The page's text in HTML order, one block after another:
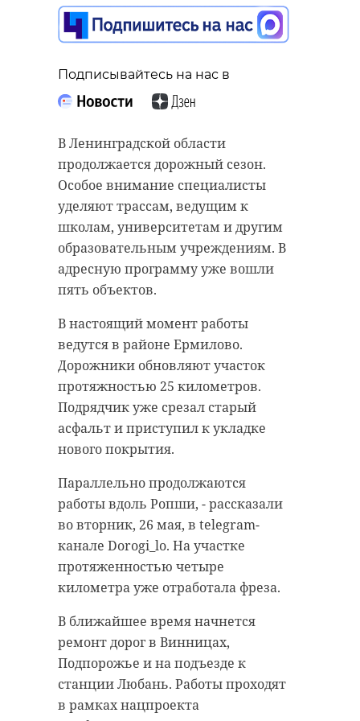
Подписывайтесь на нас в
В Ленинградской области
продолжается дорожный сезон.
Особое внимание специалисты
уделяют трассам, ведущим к
школам, университетам и другим
образовательным учреждениям. В
адресную программу уже вошли
пять объектов.
В настоящий момент работы
ведутся в районе Ермилово.
Дорожники обновляют участок
протяжностью 25 километров.
Подрядчик уже срезал старый
асфальт и приступил к укладке
нового покрытия.
Параллельно продолжаются
работы вдоль Ропши, - рассказали
во вторник, 26 мая, в telegram-
канале Dorogi_lo. На участке
протяженностью четыре
километра уже отработала фреза.
В ближайшее время начнется
ремонт дорог в Винницах,
Подпорожье и на подъезде к
станции Любань. Работы проходят
в рамках нацпроекта
Подписывайтесь на нас в
В Ленинградской области суд
вынес приговор мужчине,
повредившему скульптуру шмеля
из «Сказки о царе Салтане»,
установленную в Тихвине.
Мужчину приговорили к
обязательным работам и штрафу.
Как уточнили в понедельник, 25
мая, в администрации
Тихвинского района, вандал
получил 180 часов обязательных
работ. Его также обязали
возместить нанесенный ущерб в
размере 394 тысяч рублей.
Напомним, преступление было
совершено в марте 2026 года.
Мужчина, находившийся в
состоянии сильного алкогольного
опьянения, намеренно уронил
скульптуру «Шмель»,
Н.А.Римского-Корсакова.
Злоумышленника задержали на
следующий день. В отношении
мужчины было возбуждено
чужую куртку и
улетела в
26 мая, 11:14
Подписывайтесь на нас в
В дежурную часть транспортной
полиции на территории
Централизованного
«Пулково» обратилась 35-летняя
жительница Санкт-Петербурга.
Женщина сообщила о пропаже
своей кожаной куртки
стоимостью 20 тысяч рублей.
Сотрудники транспортной
пострадавшая забыла свою куртку
на скамейке напротив выхода на
посадку. Оставленную вещь
заметила 60-летняя пассажирка.
Она убедилась, что за ее
действиями никто не наблюдает,
и положила чужую куртку в свою
После этого злоумышленница
улетела рейсом «Санкт-Петербург -
Новосибирск», - рассказали во